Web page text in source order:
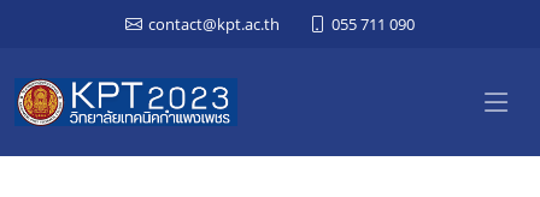
contact@kpt.ac.th 055 711 090